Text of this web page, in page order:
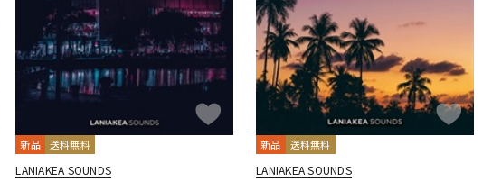
新品 送料無料
LANIAKEA SOUNDS
新品 送料無料
LANIAKEA SOUNDS